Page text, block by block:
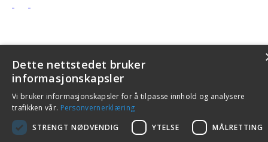
Dette nettstedet bruker
informasjonskapsler
Vi bruker informasjonskapsler for å tilpasse innhold og analysere
trafikken vår. Personvernerklæring
STRENGT NØDVENDIG
YTELSE MÅLRETTING